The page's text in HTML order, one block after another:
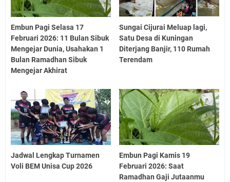
Embun Pagi Selasa 17
Februari 2026: 11 Bulan Sibuk
Mengejar Dunia, Usahakan 1
Bulan Ramadhan Sibuk
Mengejar Akhirat
Sungai Cijurai Meluap lagi,
Satu Desa di Kuningan
Diterjang Banjir, 110 Rumah
Terendam
Jadwal Lengkap Turnamen
Voli BEM Unisa Cup 2026
Embun Pagi Kamis 19
Februari 2026: Saat
Ramadhan Gaji Jutaanmu